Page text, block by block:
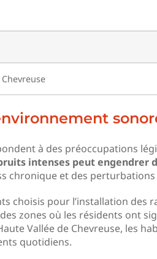
à des préoccupations
intenses peut engendrer
chronique et des
choisis pour l’installation
zones où les résidents ont
Vallée de Chevreuse, les
quotidiens.